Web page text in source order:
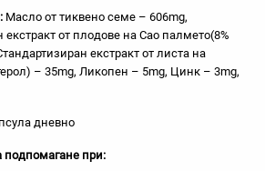
Масло от тиквено семе – 606mg,
от плодове на Сао палмето(8%
екстракт от листа на
– 35mg, Ликопен – 5mg, Цинк – 3mg,
дневно
подпомагане при: